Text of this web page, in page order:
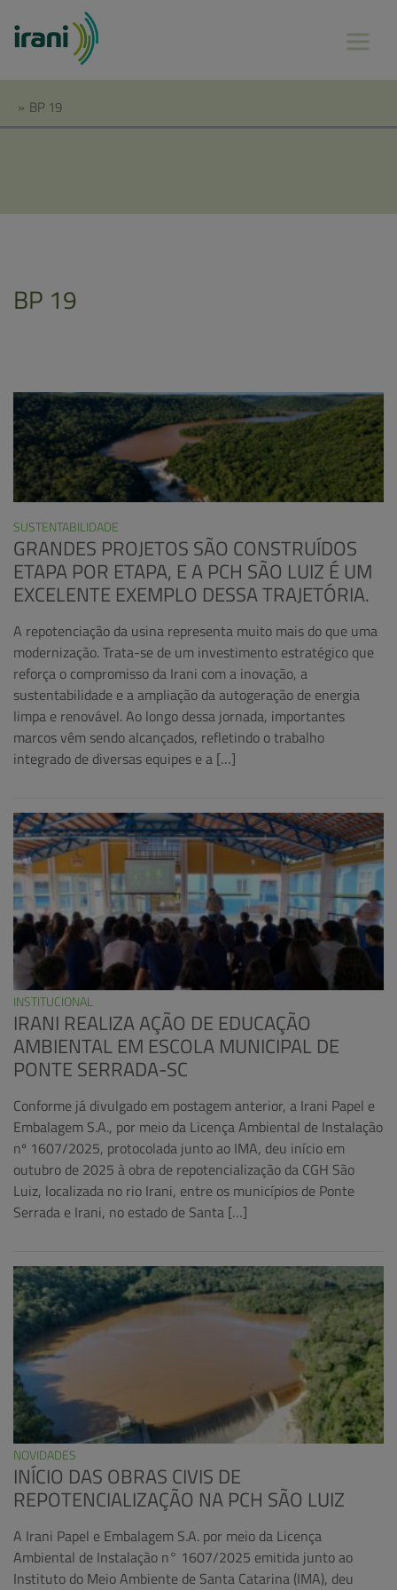
» BP 19
BP 19
SUSTENTABILIDADE
GRANDES PROJETOS SÃO CONSTRUÍDOS
ETAPA POR ETAPA, E A PCH SÃO LUIZ É UM
EXCELENTE EXEMPLO DESSA TRAJETÓRIA.
A repotenciação da usina representa muito mais do que uma
modernização. Trata-se de um investimento estratégico que
reforça o compromisso da Irani com a inovação, a
sustentabilidade e a ampliação da autogeração de energia
limpa e renovável. Ao longo dessa jornada, importantes
marcos vêm sendo alcançados, refletindo o trabalho
integrado de diversas equipes e a […]
INSTITUCIONAL
IRANI REALIZA AÇÃO DE EDUCAÇÃO
AMBIENTAL EM ESCOLA MUNICIPAL DE
PONTE SERRADA-SC
Conforme já divulgado em postagem anterior, a Irani Papel e
Embalagem S.A., por meio da Licença Ambiental de Instalação
nº 1607/2025, protocolada junto ao IMA, deu início em
outubro de 2025 à obra de repotencialização da CGH São
Luiz, localizada no rio Irani, entre os municípios de Ponte
Serrada e Irani, no estado de Santa […]
NOVIDADES
INÍCIO DAS OBRAS CIVIS DE
REPOTENCIALIZAÇÃO NA PCH SÃO LUIZ
A Irani Papel e Embalagem S.A. por meio da Licença
Ambiental de Instalação n° 1607/2025 emitida junto ao
Instituto do Meio Ambiente de Santa Catarina (IMA), deu